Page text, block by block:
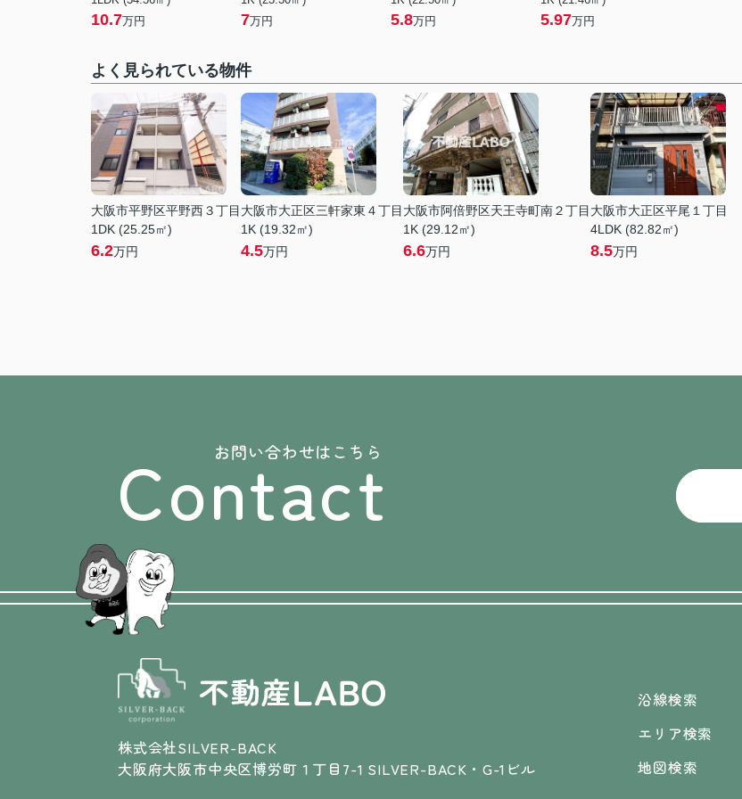
10.7万円 7万円 5.8万円 5.97万円
よく見られている物件
大阪市平野区平野西３丁目
1DK (25.25㎡)
6.2万円
大阪市大正区三軒家東４丁目
1K (19.32㎡)
4.5万円
大阪市阿倍野区天王寺町南２丁目
1K (29.12㎡)
6.6万円
大阪市大正区平尾１丁目
4LDK (82.82㎡)
8.5万円
お問い合わせはこちら
Contact
株式会社SILVER-BACK
大阪府大阪市中央区博労町１丁目7-1 SILVER-BACK・G-1ビル
沿線検索
エリア検索
地図検索